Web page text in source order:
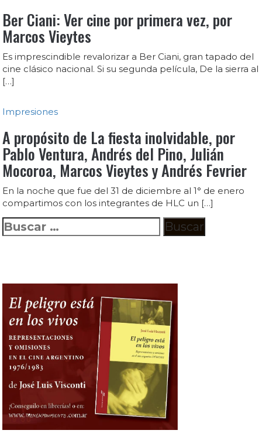
Ber Ciani: Ver cine por primera vez, por
Marcos Vieytes
Es imprescindible revalorizar a Ber Ciani, gran tapado del
cine clásico nacional. Si su segunda película, De la sierra al
[…]
Impresiones
A propósito de La fiesta inolvidable, por
Pablo Ventura, Andrés del Pino, Julián
Mocoroa, Marcos Vieytes y Andrés Fevrier
En la noche que fue del 31 de diciembre al 1° de enero
compartimos con los integrantes de HLC un […]
Buscar: